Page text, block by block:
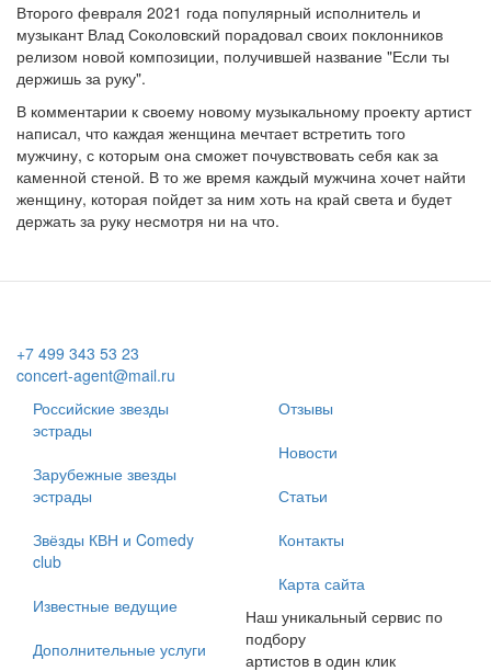
Второго февраля 2021 года популярный исполнитель и
музыкант Влад Соколовский порадовал своих поклонников
релизом новой композиции, получившей название "Если ты
держишь за руку".
В комментарии к своему новому музыкальному проекту артист
написал, что каждая женщина мечтает встретить того
мужчину, с которым она сможет почувствовать себя как за
каменной стеной. В то же время каждый мужчина хочет найти
женщину, которая пойдет за ним хоть на край света и будет
держать за руку несмотря ни на что.
+7 499 343 53 23
concert-agent@mail.ru
Российские звезды
эстрады
Зарубежные звезды
эстрады
Звёзды КВН и Comedy
club
Известные ведущие
Дополнительные услуги
Отзывы
Новости
Статьи
Контакты
Карта сайта
Наш уникальный сервис по
подбору
артистов в один клик